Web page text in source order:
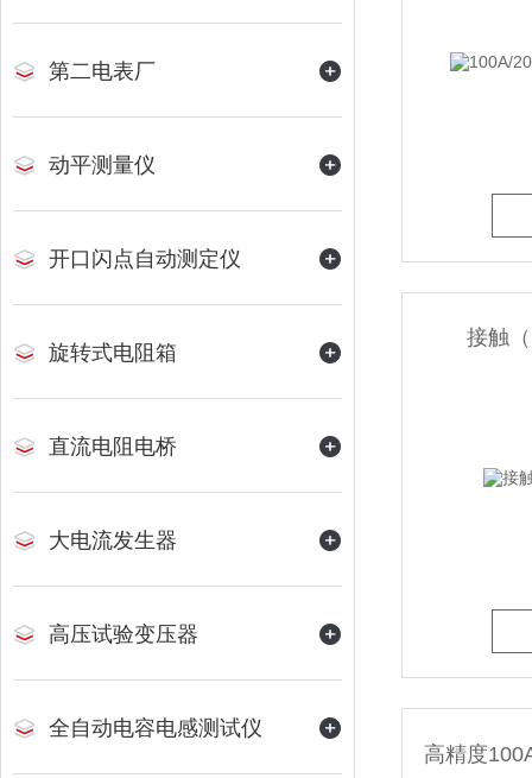
第二电表厂
动平测量仪
开口闪点自动测定仪
旋转式电阻箱
直流电阻电桥
大电流发生器
高压试验变压器
全自动电容电感测试仪
接触
高精度